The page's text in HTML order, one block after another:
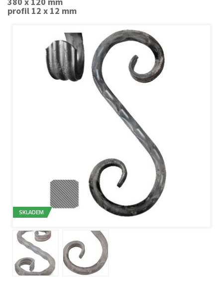
profil 12 x 12 mm
SKLADEM